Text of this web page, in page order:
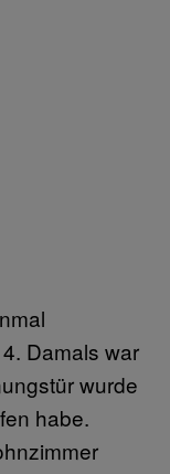
Damals war
wurde
habe.